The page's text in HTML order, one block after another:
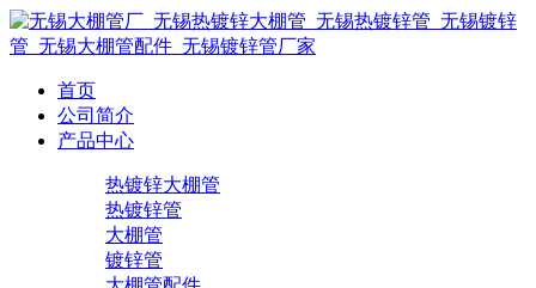
首页
公司简介
产品中心
热镀锌大棚管
热镀锌管
大棚管
镀锌管